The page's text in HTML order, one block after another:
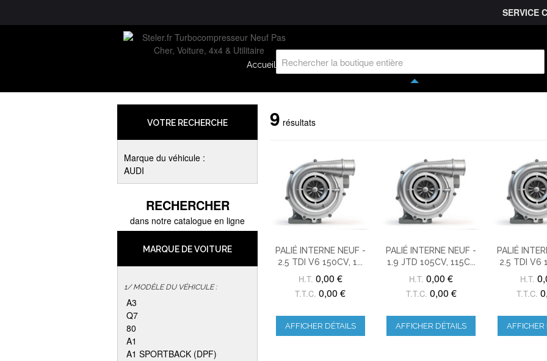
SERVICE
Accueil L'entreprise Savoir-faire
9 résultats
PALIÉ INTERNE NEUF -
2.5 TDI V6 150CV, 1...
H.T. 0,00 €
T.T.C. 0,00 €
AFFICHER DÉTAILS
PALIÉ INTERNE NEUF -
1.9 JTD 105CV, 115C...
H.T. 0,00 €
T.T.C. 0,00 €
AFFICHER DÉTAILS
PALIÉ
2.5 TDI V6
H.T.
T.T.C.
AFFICHER
VOTRE RECHERCHE
Marque du véhicule :
AUDI
RECHERCHER
dans notre catalogue en ligne
MARQUE DE VOITURE
1/ MODÈLE DU VÉHICULE :
A3
Q7
80
A1
A1 SPORTBACK (DPF)